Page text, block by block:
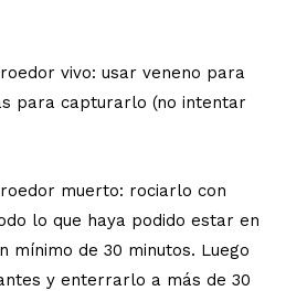
vivo: usar veneno para
para capturarlo (no intentar
muerto: rociarlo con
lo que haya podido estar en
mínimo de 30 minutos. Luego
y enterrarlo a más de 30